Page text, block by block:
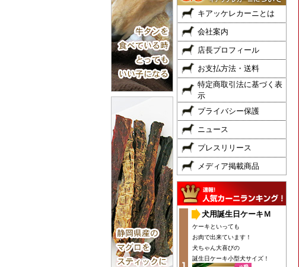
キアッケレカーニとは
会社案内
店長プロフィール
お支払方法・送料
特定商取引法に基づく表
示
プライバシー保護
ニュース
プレスリリース
メディア掲載商品
犬用誕生日ケーキＭ
ケーキといっても
お肉で出来ています！
犬ちゃん大喜びの
誕生日ケーキ小型犬サイズ！